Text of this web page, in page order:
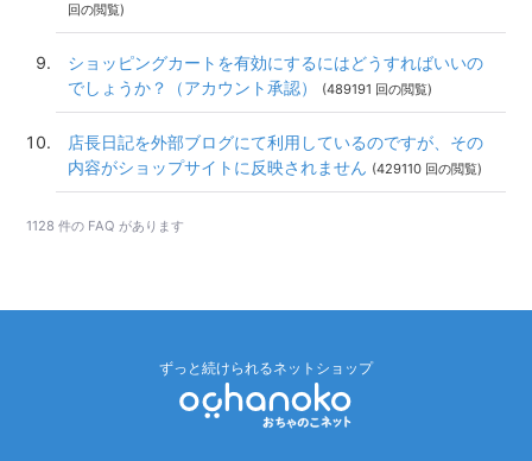
回の閲覧)
ショッピングカートを有効にするにはどうすればいいの
でしょうか？（アカウント承認）
(489191 回の閲覧)
店長日記を外部ブログにて利用しているのですが、その
内容がショップサイトに反映されません (429110 回の閲覧)
1128 件の FAQ があります
ずっと続けられるネットショップ